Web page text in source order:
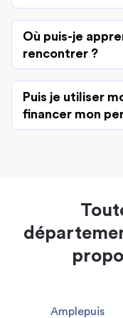
Où puis-je
rencontrer ?
Puis je utiliser
financer mon
Amplepuis